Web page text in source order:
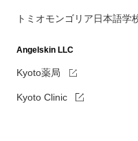
トミオモンゴリア日本語学
Angelskin LLC
Kyoto薬局
Kyoto Clinic